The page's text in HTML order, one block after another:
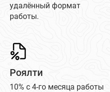
удалённый формат
работы.
Роялти
10% с 4-го месяца работы